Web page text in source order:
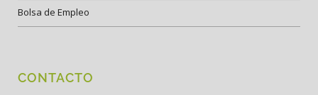
Bolsa de Empleo
CONTACTO